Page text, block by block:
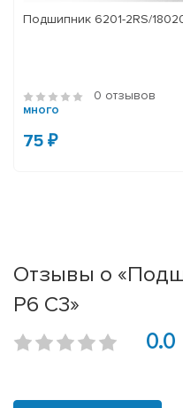
Подшипник 6201-2RS/
0 отзывов
много
75 ₽
Отзывы о
P6 C3»
0.0